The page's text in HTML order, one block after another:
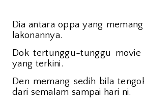
Dia antara oppa yang
lakonannya.
Dok tertunggu-tunggu movie
yang terkini.
Den memang sedih bila
dari semalam sampai hari ni.